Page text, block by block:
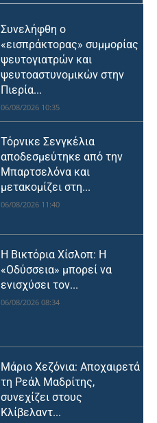
Συνελήφθη ο
«εισπράκτορας» συμμορίας
ψευτογιατρών και
ψευτοαστυνομικών στην
Πιερία...
06/08/2026 10:35
Τόρνικε Σενγκέλια
αποδεσμεύτηκε από την
Μπαρτσελόνα και
μετακομίζει στη...
06/08/2026 11:40
Η Βικτόρια Χίσλοπ: Η
«Οδύσσεια» μπορεί να
ενισχύσει τον...
06/08/2026 08:34
Μάριο Χεζόνια: Αποχαιρετά
τη Ρεάλ Μαδρίτης,
συνεχίζει στους
Κλίβελαντ...